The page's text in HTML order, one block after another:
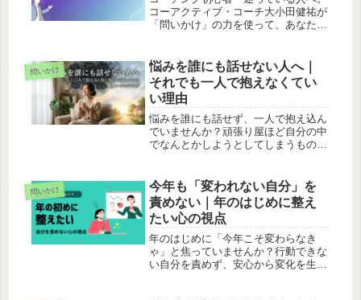
コーアクティブ・コーチ大小田健祐が
「問いかけ」の力を使って、あなた自
問いかけ
悩みを誰にも話せない人へ｜
それでも一人で抱えなくてい
い理由
悩みを誰にも話せず、一人で抱え込ん
でいませんか？頑張り屋ほど自分の中
でなんとかしようとしてしまうもので
グの視点から、悩みとの向き合い方に
ついてお伝えします。
問いかけ
今年も「変われない自分」を
責めない｜年のはじめに整え
たい心の視点
年のはじめに「今年こそ変わらなき
ゃ」と焦っていませんか？行動できな
い自分を責めず、安心から変化を生む